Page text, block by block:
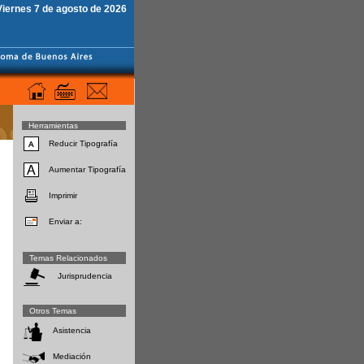
7 de agosto de 2026
Herramientas
Reducir Tipografía
Aumentar Tipografía
Imprimir
Enviar a:
Temas Relacionados
Jurisprudencia
Otros Temas
Asistencia
Mediación